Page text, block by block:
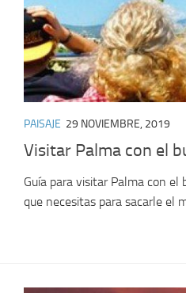
PAISAJE 29 NOVIEMBRE, 2019
Visitar Palma con el
Guía para visitar Palma con el
que necesitas para sacarle el